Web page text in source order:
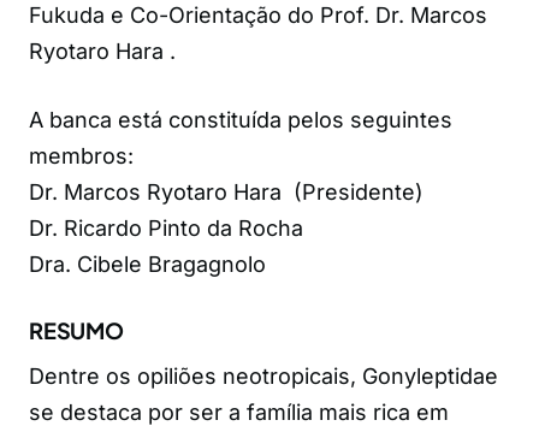
Fukuda e Co-Orientação do Prof. Dr. Marcos
Ryotaro Hara .
A banca está constituída pelos seguintes
membros:
Dr. Marcos Ryotaro Hara (Presidente)
Dr. Ricardo Pinto da Rocha
Dra. Cibele Bragagnolo
RESUMO
Dentre os opiliões neotropicais, Gonyleptidae
se destaca por ser a família mais rica em